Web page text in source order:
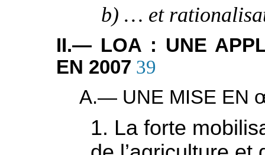
b) … et
II.— LOA : UNE
EN 2007 39
A.— UNE MISE EN
1. La forte